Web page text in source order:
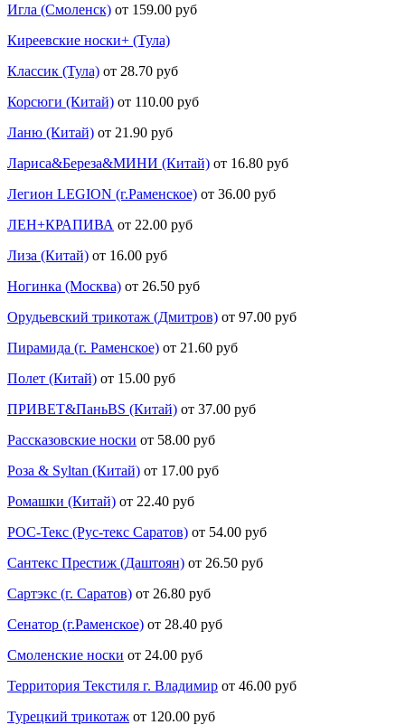
Игла (Смоленск) от 159.00 руб
Киреевские носки+ (Тула)
Классик (Тула) от 28.70 руб
Корсюги (Китай) от 110.00 руб
Ланю (Китай) от 21.90 руб
Лариса&Береза&МИНИ (Китай) от 16.80 руб
Легион LEGION (г.Раменское) от 36.00 руб
ЛЕН+КРАПИВА от 22.00 руб
Лиза (Китай) от 16.00 руб
Ногинка (Москва) от 26.50 руб
Орудьевский трикотаж (Дмитров) от 97.00 руб
Пирамида (г. Раменское) от 21.60 руб
Полет (Китай) от 15.00 руб
ПРИВЕТ&ПаньBS (Китай) от 37.00 руб
Рассказовские носки от 58.00 руб
Роза & Syltan (Китай) от 17.00 руб
Ромашки (Китай) от 22.40 руб
РОС-Текс (Рус-текс Саратов) от 54.00 руб
Сантекс Престиж (Даштоян) от 26.50 руб
Сартэкс (г. Саратов) от 26.80 руб
Сенатор (г.Раменское) от 28.40 руб
Смоленские носки от 24.00 руб
Территория Текстиля г. Владимир от 46.00 руб
Турецкий трикотаж от 120.00 руб